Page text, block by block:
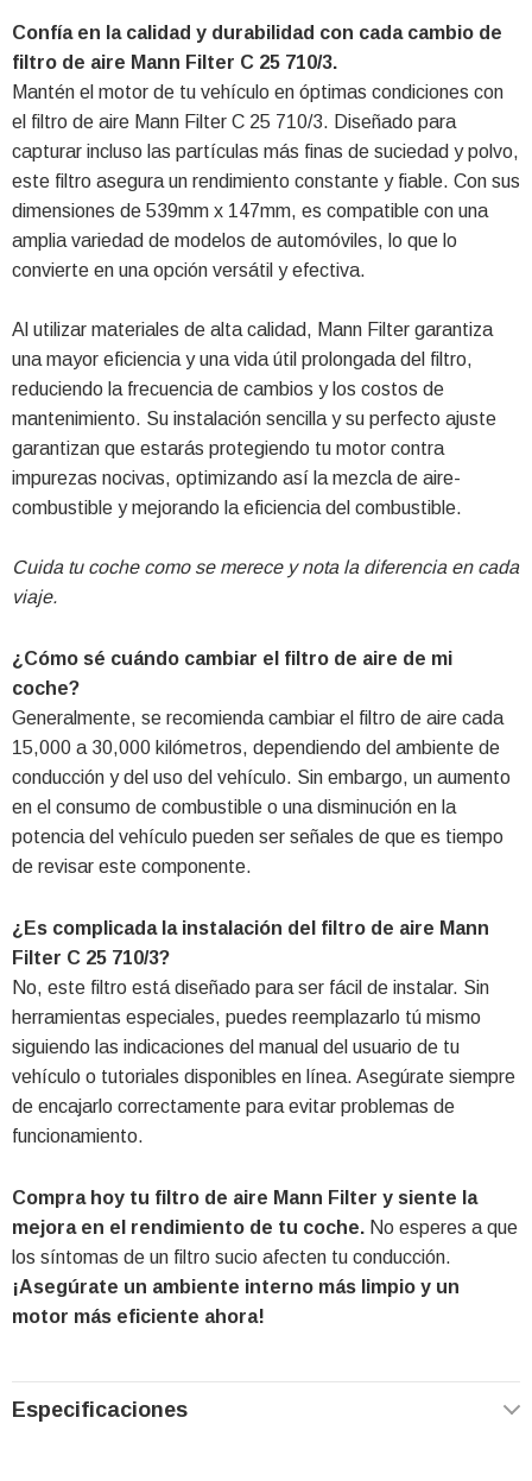
Confía en la calidad y durabilidad con cada cambio de
filtro de aire Mann Filter C 25 710/3.
Mantén el motor de tu vehículo en óptimas condiciones con
el filtro de aire Mann Filter C 25 710/3. Diseñado para
capturar incluso las partículas más finas de suciedad y polvo,
este filtro asegura un rendimiento constante y fiable. Con sus
dimensiones de 539mm x 147mm, es compatible con una
amplia variedad de modelos de automóviles, lo que lo
convierte en una opción versátil y efectiva.
Al utilizar materiales de alta calidad, Mann Filter garantiza
una mayor eficiencia y una vida útil prolongada del filtro,
reduciendo la frecuencia de cambios y los costos de
mantenimiento. Su instalación sencilla y su perfecto ajuste
garantizan que estarás protegiendo tu motor contra
impurezas nocivas, optimizando así la mezcla de aire-
combustible y mejorando la eficiencia del combustible.
Cuida tu coche como se merece y nota la diferencia en cada
viaje.
¿Cómo sé cuándo cambiar el filtro de aire de mi
coche?
Generalmente, se recomienda cambiar el filtro de aire cada
15,000 a 30,000 kilómetros, dependiendo del ambiente de
conducción y del uso del vehículo. Sin embargo, un aumento
en el consumo de combustible o una disminución en la
potencia del vehículo pueden ser señales de que es tiempo
de revisar este componente.
¿Es complicada la instalación del filtro de aire Mann
Filter C 25 710/3?
No, este filtro está diseñado para ser fácil de instalar. Sin
herramientas especiales, puedes reemplazarlo tú mismo
siguiendo las indicaciones del manual del usuario de tu
vehículo o tutoriales disponibles en línea. Asegúrate siempre
de encajarlo correctamente para evitar problemas de
funcionamiento.
Compra hoy tu filtro de aire Mann Filter y siente la
mejora en el rendimiento de tu coche. No esperes a que
los síntomas de un filtro sucio afecten tu conducción.
¡Asegúrate un ambiente interno más limpio y un
motor más eficiente ahora!
Especificaciones